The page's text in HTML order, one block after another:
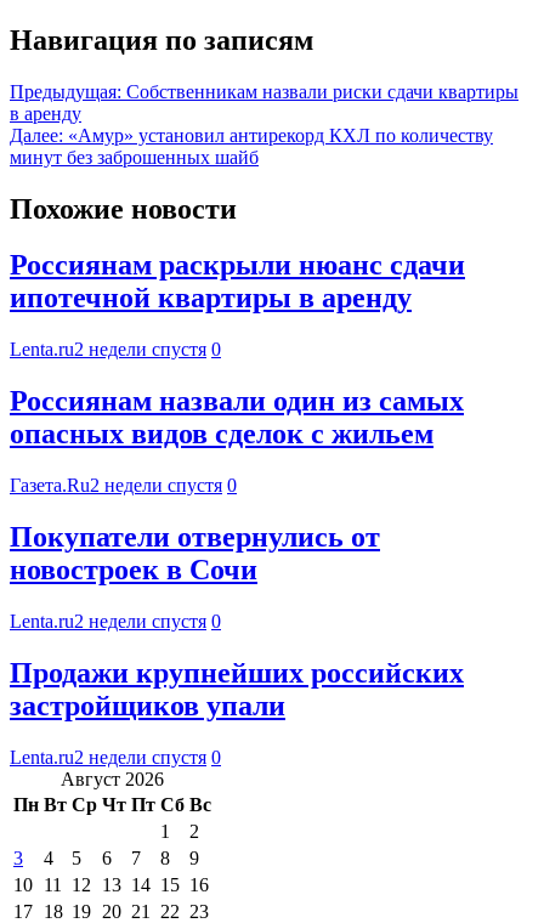
Навигация по записям
Предыдущая: Собственникам назвали риски сдачи квартиры
в аренду
Далее: «Амур» установил антирекорд КХЛ по количеству
минут без заброшенных шайб
Похожие новости
Россиянам раскрыли нюанс сдачи
ипотечной квартиры в аренду
Lenta.ru2 недели спустя 0
Россиянам назвали один из самых
опасных видов сделок с жильем
Газета.Ru2 недели спустя 0
Покупатели отвернулись от
новостроек в Сочи
Lenta.ru2 недели спустя 0
Продажи крупнейших российских
застройщиков упали
Lenta.ru2 недели спустя 0
Август 2026
Пн Вт Ср Чт Пт Сб Вс
1
2
3
4 5 6 7 8
9
10 11 12 13 14 15 16
17 18 19 20 21 22 23